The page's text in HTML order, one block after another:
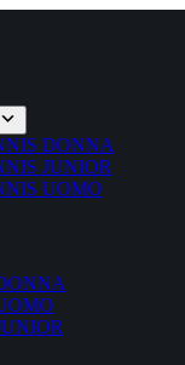
DONNA
JUNIOR
UOMO